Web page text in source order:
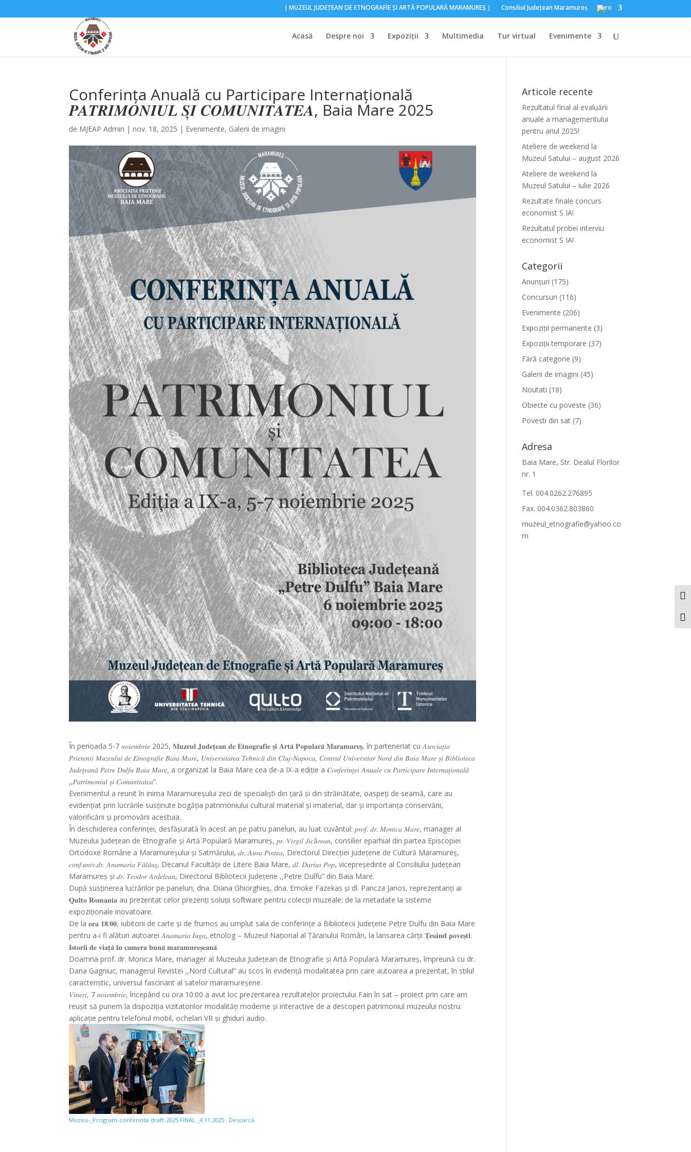
｜MUZEUL JUDEŢEAN DE ETNOGRAFIE ŞI ARTĂ POPULARĂ MARAMUREŞ｜ Consiliul Judeţean Maramureş
Acasă Despre noi Expoziţii Multimedia Tur virtual Evenimente
Conferința Anuală cu Participare Internațională
𝑷𝑨𝑻𝑹𝑰𝑴𝑶𝑵𝑰𝑼𝑳 𝑺̦𝑰 𝑪𝑶𝑴𝑼𝑵𝑰𝑻𝑨𝑻𝑬𝑨, Baia Mare 2025
de MJEAP Admin |nov. 18, 2025 | Evenimente, Galerii de imagini
În perioada 5-7 𝑛𝑜𝑖𝑒𝑚𝑏𝑟𝑖𝑒 2025, 𝐌𝐮𝐳𝐞𝐮𝐥 𝐉𝐮𝐝𝐞𝐭̦𝐞𝐚𝐧 𝐝𝐞 𝐄𝐭𝐧𝐨𝐠𝐫𝐚𝐟𝐢𝐞 𝐬̦𝐢 𝐀𝐫𝐭𝐚̆ 𝐏𝐨𝐩𝐮𝐥𝐚𝐫𝐚̆ 𝐌𝐚𝐫𝐚𝐦𝐮𝐫𝐞𝐬̦, în parteneriat cu 𝐴𝑠𝑜𝑐𝑖𝑎𝑡̦𝑖𝑎
𝑃𝑟𝑖𝑒𝑡𝑒𝑛𝑖𝑖 𝑀𝑢𝑧𝑒𝑢𝑙𝑢𝑖 𝑑𝑒 𝐸𝑡𝑛𝑜𝑔𝑟𝑎𝑓𝑖𝑒 𝐵𝑎𝑖𝑎 𝑀𝑎𝑟𝑒, 𝑈𝑛𝑖𝑣𝑒𝑟𝑠𝑖𝑡𝑎𝑡𝑒𝑎 𝑇𝑒ℎ𝑛𝑖𝑐𝑎̆ 𝑑𝑖𝑛 𝐶𝑙𝑢𝑗-𝑁𝑎𝑝𝑜𝑐𝑎, 𝐶𝑒𝑛𝑡𝑟𝑢𝑙 𝑈𝑛𝑖𝑣𝑒𝑟𝑠𝑖𝑡𝑎𝑟 𝑁𝑜𝑟𝑑 𝑑𝑖𝑛 𝐵𝑎𝑖𝑎 𝑀𝑎𝑟𝑒 𝑠̦𝑖 𝐵𝑖𝑏𝑙𝑖𝑜𝑡𝑒𝑐𝑎
𝐽𝑢𝑑𝑒𝑡̦𝑒𝑎𝑛𝑎̆ 𝑃𝑒𝑡𝑟𝑒 𝐷𝑢𝑙𝑓𝑢 𝐵𝑎𝑖𝑎 𝑀𝑎𝑟𝑒, a organizat la Baia Mare cea de-a IX-a ediție a 𝐶𝑜𝑛𝑓𝑒𝑟𝑖𝑛𝑡̦𝑒𝑖 𝐴𝑛𝑢𝑎𝑙𝑒 𝑐𝑢 𝑃𝑎𝑟𝑡𝑖𝑐𝑖𝑝𝑎𝑟𝑒 𝐼𝑛𝑡𝑒𝑟𝑛𝑎𝑡̦𝑖𝑜𝑛𝑎𝑙𝑎̆
,,𝑃𝑎𝑡𝑟𝑖𝑚𝑜𝑛𝑖𝑢𝑙 𝑠̦𝑖 𝐶𝑜𝑚𝑢𝑛𝑖𝑡𝑎𝑡𝑒𝑎”.
Evenimentul a reunit în inima Maramureșului zeci de specialiști din țară și din străinătate, oaspeți de seamă, care au
evidențiat prin lucrările susținute bogăția patrimoniului cultural material și imaterial, dar și importanța conservării,
valorificării și promovării acestuia.
În deschiderea conferinței, desfășurată în acest an pe patru paneluri, au luat cuvântul: 𝑝𝑟𝑜𝑓. 𝑑𝑟. 𝑀𝑜𝑛𝑖𝑐𝑎 𝑀𝑎𝑟𝑒, manager al
Muzeului Județean de Etnografie și Artă Populară Maramureș, 𝑝𝑟. 𝑉𝑖𝑟𝑔𝑖𝑙 𝐽𝑖𝑐ă𝑟𝑒𝑎𝑛, consilier eparhial din partea Episcopiei
Ortodoxe Române a Maramureșului și Satmărului, 𝑑𝑟. 𝐴𝑢𝑟𝑎 𝑃𝑖𝑛𝑡𝑒𝑎, Directorul Direcției Județene de Cultură Maramureș,
𝑐𝑜𝑛𝑓.𝑢𝑛𝑖𝑣.𝑑𝑟. 𝐴𝑛𝑎𝑚𝑎𝑟𝑖𝑎 𝐹𝑎̆𝑙𝑎̆𝑢𝑠̦, Decanul Facultății de Litere Baia Mare, 𝑑𝑙. 𝐷𝑎𝑟𝑖𝑢𝑠 𝑃𝑜𝑝, vicepreședinte al Consiliului Județean
Maramureș și 𝑑𝑟. 𝑇𝑒𝑜𝑑𝑜𝑟 𝐴𝑟𝑑𝑒𝑙𝑒𝑎𝑛, Directorul Bibliotecii Județene ,,Petre Dulfu” din Baia Mare.
După susținerea lucrărilor pe paneluri, dna. Diana Ghiorghieș, dna. Emoke Fazekas și dl. Pancza Janos, reprezentanți ai
𝐐𝐮𝐥𝐭𝐨 𝐑𝐨𝐦𝐚𝐧𝐢𝐚 au prezentat celor prezenți soluții software pentru colecții muzeale: de la metadate la sisteme
expoziționale inovatoare.
De la 𝐨𝐫𝐚 𝟏𝟖:𝟎𝟎, iubitorii de carte și de frumos au umplut sala de conferințe a Bibliotecii Județene Petre Dulfu din Baia Mare
pentru a-i fi alături autoarei 𝐴𝑛𝑎𝑚𝑎𝑟𝑖𝑎 𝐼𝑢𝑔𝑎, etnolog – Muzeul Național al Țăranului Român, la lansarea cărții 𝐓̦𝐞𝐬𝐚̂𝐧𝐝 𝐩𝐨𝐯𝐞𝐬̦𝐭𝐢.
𝐈𝐬𝐭𝐨𝐫𝐢𝐢 𝐝𝐞 𝐯𝐢𝐚𝐭̦𝐚̆ 𝐢̂𝐧 𝐜𝐚𝐦𝐞𝐫𝐚 𝐛𝐮𝐧𝐚̆ 𝐦𝐚𝐫𝐚𝐦𝐮𝐫𝐞𝐬̦𝐞𝐚𝐧𝐚̆.
Doamna prof. dr. Monica Mare, manager al Muzeului Județean de Etnografie și Artă Populară Maramureș, împreună cu dr.
Dana Gagniuc, managerul Revistei ,,Nord Cultural” au scos în evidență modalitatea prin care autoarea a prezentat, în stilul
caracteristic, universul fascinant al satelor maramureșene.
𝑉𝑖𝑛𝑒𝑟𝑖, 7 𝑛𝑜𝑖𝑒𝑚𝑏𝑟𝑖𝑒, începând cu ora 10:00 a avut loc prezentarea rezultatelor proiectului Fain în sat – proiect prin care am
reușit să punem la dispoziția vizitatorilor modalități moderne și interactive de a descoperi patrimoniul muzeului nostru:
aplicație pentru telefonul mobil, ochelari VR și ghiduri audio.
Muzeu-_Program-conferinta-draft-2025 FINAL _4.11.2025 Descarcă
Articole recente
Rezultatul final al evaluării
anuale a managementului
pentru anul 2025!
Ateliere de weekend la
Muzeul Satului – august 2026
Ateliere de weekend la
Muzeul Satului – iulie 2026
Rezultate finale concurs
economist S IA!
Rezultatul probei interviu
economist S IA!
Categorii
Anunțuri (175)
Concursuri (116)
Evenimente (206)
Expoziții permanente (3)
Expoziții temporare (37)
Fără categorie (9)
Galerii de imagini (45)
Noutati (18)
Obiecte cu poveste (36)
Povesti din sat (7)
Adresa
Baia Mare, Str. Dealul Florilor
nr. 1
Tel. 004.0262.276895
Fax. 004.0362.803860
muzeul_etnografie@yahoo.co
m